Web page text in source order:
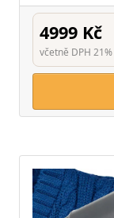
4999 Kč
včetně DPH 21%